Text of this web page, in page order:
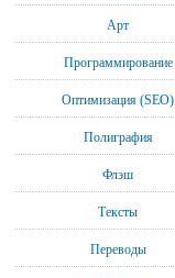
Арт
Программирование
Оптимизация (SEO)
Полиграфия
Флэш
Тексты
Переводы